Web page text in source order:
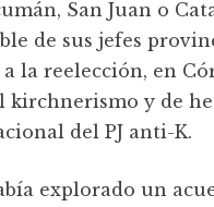
San Juan o
de sus jefes
la reelección, en
y de
del PJ anti-K.
explorado un